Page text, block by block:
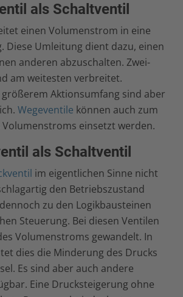
als Schaltventil
einen Volumenstrom in eine
Diese Umleitung dient dazu, einen
anderen abzuschalten. Zwei-
am weitesten verbreitet.
Aktionsumfang sind aber
Wegeventile können auch zum
Volumenstroms einsetzt werden.
als Schaltventil
im eigentlichen Sinne nicht
den Betriebszustand
zu den Logikbausteinen
Steuerung. Bei diesen Ventilen
Volumenstroms gewandelt. In
dies die Minderung des Drucks
Es sind aber auch andere
Eine Drucksteigerung ohne